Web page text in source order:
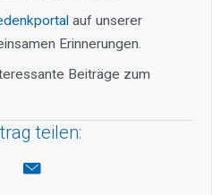
auf unserer
Erinnerungen.
Beiträge zum
teilen: